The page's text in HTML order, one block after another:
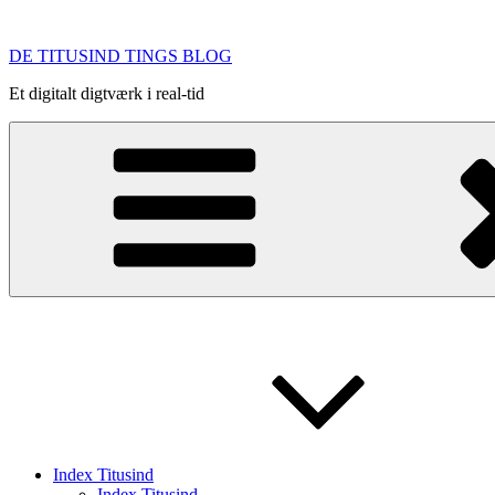
indhold
DE TITUSIND TINGS BLOG
Et digitalt digtværk i real-tid
Index Titusind